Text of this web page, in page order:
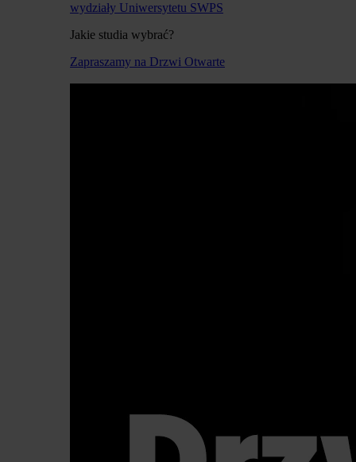
wydziały Uniwersytetu SWPS
Jakie studia wybrać?
Zapraszamy na Drzwi Otwarte